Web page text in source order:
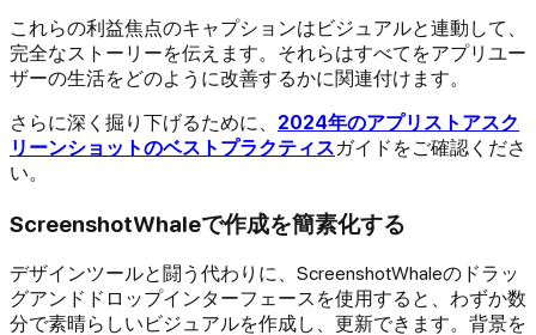
これらの利益焦点のキャプションはビジュアルと連動して、
完全なストーリーを伝えます。それらはすべてをアプリユー
ザーの生活をどのように改善するかに関連付けます。
さらに深く掘り下げるために、 2024年のアプリストアスク
リーンショットのベストプラクティスガイドをご確認くださ
い。
ScreenshotWhaleで作成を簡素化する
デザインツールと闘う代わりに、ScreenshotWhaleのドラッ
グアンドドロップインターフェースを使用すると、わずか数
分で素晴らしいビジュアルを作成し、更新できます。背景を